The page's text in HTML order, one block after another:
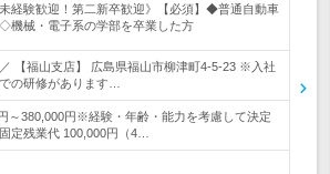
未経験歓迎！第二新卒歓迎》【必須】◆普通自動車
機械・電子系の学部を卒業した方
【福山支店】 広島県福山市柳津町4-5-23 ※入社
の研修があります…
～380,000円※経験・年齢・能力を考慮して決定
定残業代 100,000円（4…